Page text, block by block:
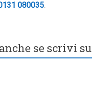
080035.
se scrivi su